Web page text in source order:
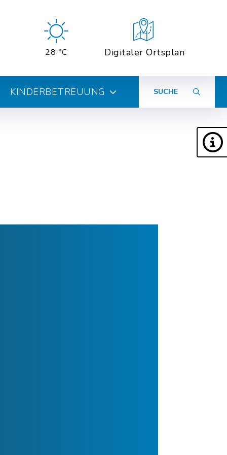
28 °C Digitaler Ortsplan
KINDERBETREUUNG SUCHE